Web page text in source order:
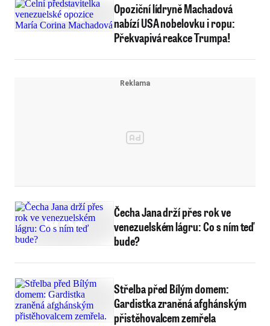
Opoziční lídryně Machadová
nabízí USA nobelovku i ropu:
Překvapivá reakce Trumpa!
Čecha Jana drží přes rok ve
venezuelském lágru: Co s ním teď
bude?
Střelba před Bílým domem:
Gardistka zraněná afghánským
přistěhovalcem zemřela